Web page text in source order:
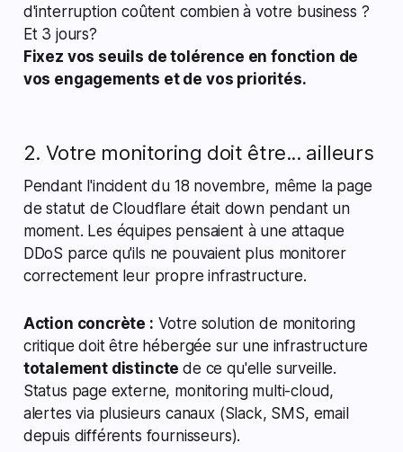
d'interruption coûtent combien à votre business ?
Et 3 jours?
Fixez vos seuils de tolérence en fonction de
vos engagements et de vos priorités.
2. Votre monitoring doit être... ailleurs
Pendant l'incident du 18 novembre, même la page
de statut de Cloudflare était down pendant un
moment. Les équipes pensaient à une attaque
DDoS parce qu'ils ne pouvaient plus monitorer
correctement leur propre infrastructure.
Action concrète : Votre solution de monitoring
critique doit être hébergée sur une infrastructure
totalement distinctede ce qu'elle surveille.
Status page externe, monitoring multi-cloud,
alertes via plusieurs canaux (Slack, SMS, email
depuis différents fournisseurs).